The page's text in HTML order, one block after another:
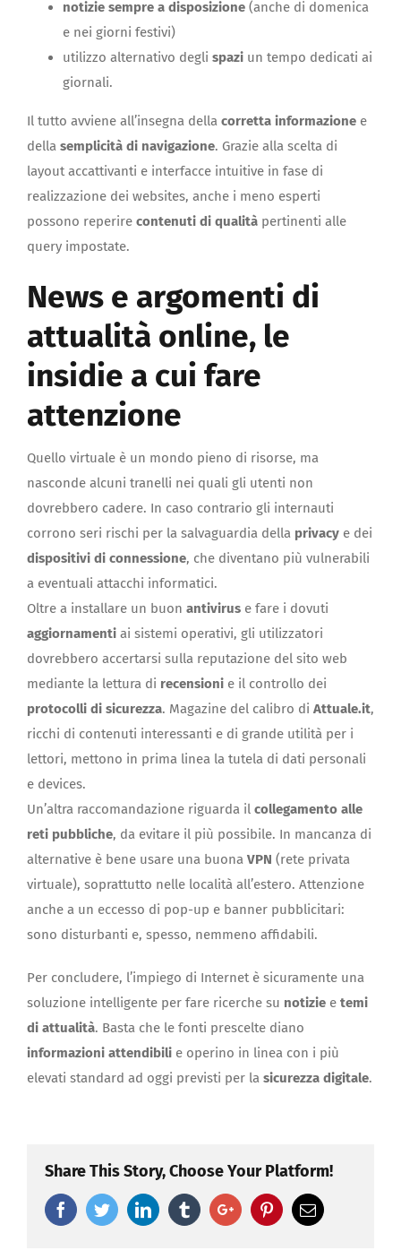
notizie sempre a disposizione (anche di domenica
e nei giorni festivi)
utilizzo alternativo degli spazi un tempo dedicati ai
giornali.
Il tutto avviene all’insegna della corretta informazione e
della semplicità di navigazione. Grazie alla scelta di
layout accattivanti e interfacce intuitive in fase di
realizzazione dei websites, anche i meno esperti
possono reperire contenuti di qualità pertinenti alle
query impostate.
News e argomenti di
attualità online, le
insidie a cui fare
attenzione
Quello virtuale è un mondo pieno di risorse, ma
nasconde alcuni tranelli nei quali gli utenti non
dovrebbero cadere. In caso contrario gli internauti
corrono seri rischi per la salvaguardia della privacy e dei
dispositivi di connessione, che diventano più vulnerabili
a eventuali attacchi informatici.
Oltre a installare un buon antivirus e fare i dovuti
aggiornamenti ai sistemi operativi, gli utilizzatori
dovrebbero accertarsi sulla reputazione del sito web
mediante la lettura di recensioni e il controllo dei
protocolli di sicurezza. Magazine del calibro di Attuale.it,
ricchi di contenuti interessanti e di grande utilità per i
lettori, mettono in prima linea la tutela di dati personali
e devices.
Un’altra raccomandazione riguarda il collegamento alle
reti pubbliche, da evitare il più possibile. In mancanza di
alternative è bene usare una buona VPN (rete privata
virtuale), soprattutto nelle località all’estero. Attenzione
anche a un eccesso di pop-up e banner pubblicitari:
sono disturbanti e, spesso, nemmeno affidabili.
Per concludere, l’impiego di Internet è sicuramente una
soluzione intelligente per fare ricerche su notizie e temi
di attualità. Basta che le fonti prescelte diano
informazioni attendibili e operino in linea con i più
elevati standard ad oggi previsti per la sicurezza digitale.
Share This Story, Choose Your Platform!
FacebookTwitterLinkedinTumblrGoogle+PinterestEmail